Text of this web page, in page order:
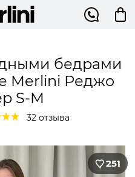
бедрами
Merlini Реджо
S-M
32 отзыва
251